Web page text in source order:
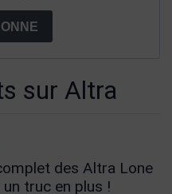
sur Altra
des Altra Lone
un truc en plus !